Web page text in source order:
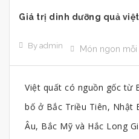
Giá trị dinh dưỡng quả
By admin Món ngon mỗi
Việt quất có nguồn gốc từ
bố ở Bắc Triều Tiên, Nhật
Âu, Bắc Mỹ và Hắc Long